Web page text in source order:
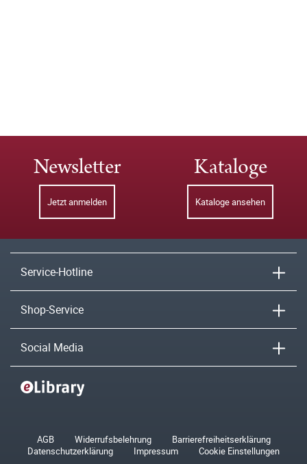
Newsletter
Jetzt anmelden
Kataloge
Kataloge ansehen
Service-Hotline
Shop-Service
Social Media
AGB Widerrufsbelehrung
Barrierefreiheitserklärung
Datenschutzerklärung
Impressum Cookie Einstellungen